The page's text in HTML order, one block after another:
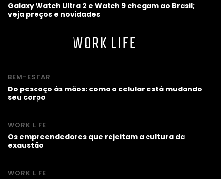
Galaxy Watch Ultra 2 e Watch 9 chegam ao Brasil;
veja preços e novidades
WORK LIFE
BEM-ESTAR
Do pescoço às mãos: como o celular está mudando
seu corpo
WORK LIFE
Os empreendedores que rejeitam a cultura da
exaustão
WORK LIFE